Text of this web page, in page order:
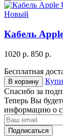
Новый
Кабель
1020 р. 850 р.
Бесплатная
В корзину
Спасибо за
Теперь Вы
информацию о
Подписаться